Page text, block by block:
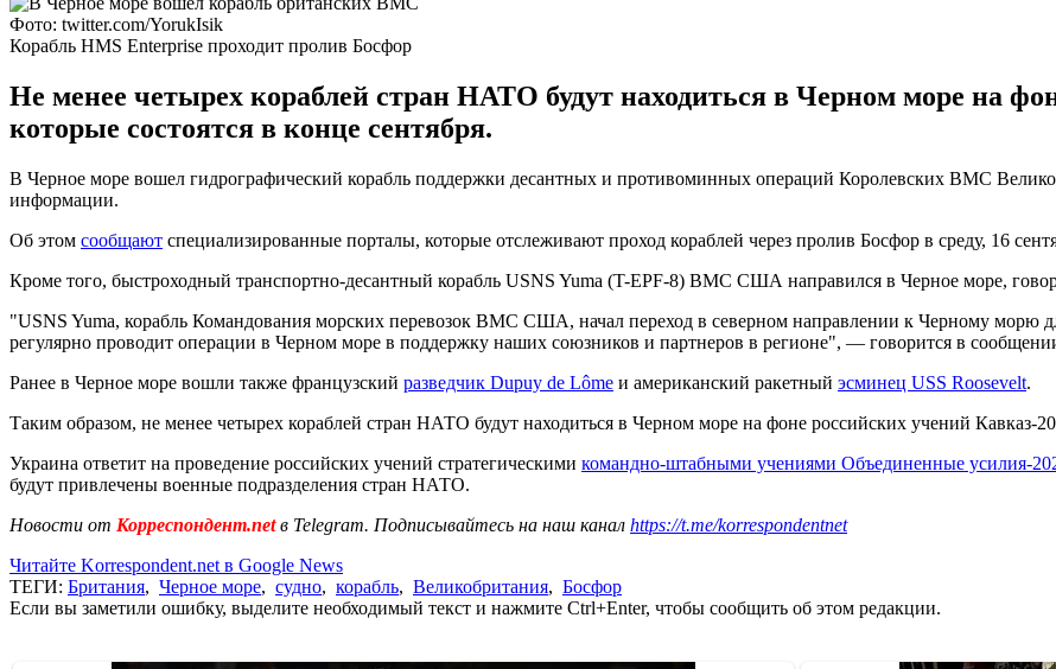
Фото: twitter.com/YorukIsik
Корабль HMS Enterprise проходит пролив Босфор
Не менее четырех кораблей стран НАТО будут находиться в Черном море на
которые состоятся в конце сентября.
В Черное море вошел гидрографический корабль поддержки десантных и противоминных операций Королевских ВМС
информации.
Об этом сообщают специализированные порталы, которые отслеживают проход кораблей через пролив Босфор в среду, 16
Кроме того, быстроходный транспортно-десантный корабль USNS Yuma (T-EPF-8) ВМС США направился в Черное море,
"USNS Yuma, корабль Командования морских перевозок ВМС США, начал переход в северном направлении к Черному морю
регулярно проводит операции в Черном море в поддержку наших союзников и партнеров в регионе", — говорится в
Ранее в Черное море вошли также французский разведчик Dupuy de Lôme и американский ракетный эсминец USS Roosevelt.
Таким образом, не менее четырех кораблей стран НАТО будут находиться в Черном море на фоне российских учений Кавказ-
Украина ответит на проведение российских учений стратегическими командно-штабными учениями Объединенные усилия-
будут привлечены военные подразделения стран НАТО.
Новости от Корреспондент.netв Telegram. Подписывайтесь на наш канал https://t.me/korrespondentnet
Читайте Korrespondent.net в Google News
ТЕГИ: Британия, Черное море, судно, корабль, Великобритания, Босфор
Если вы заметили ошибку, выделите необходимый текст и нажмите Ctrl+Enter, чтобы сообщить об этом редакции.